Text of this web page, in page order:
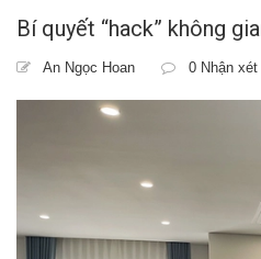
An Ngọc Hoan 0 Nhận xét